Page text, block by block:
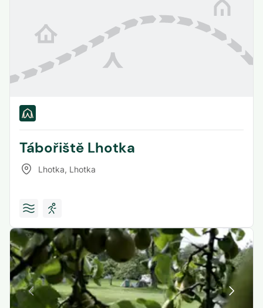
Tábořiště Lhotka
Lhotka, Lhotka